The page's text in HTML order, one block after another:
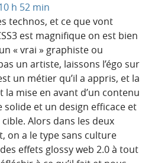
h 52 min
technos, et ce que vont
est magnifique on est bien
« vrai » graphiste ou
un artiste, laissons l’égo sur
un métier qu’il a appris, et la
la mise en avant d’un contenu
et un design efficace et
Alors dans les deux
on a le type sans culture
effets glossy web 2.0 à tout